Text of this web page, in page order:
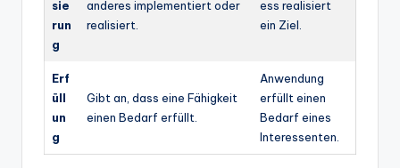
sie
run
g
anderes implementiert oder
realisiert.
ess realisiert
ein Ziel.
Erf
üll
un
g
Gibt an, dass eine Fähigkeit
einen Bedarf erfüllt.
Anwendung
erfüllt einen
Bedarf eines
Interessenten.